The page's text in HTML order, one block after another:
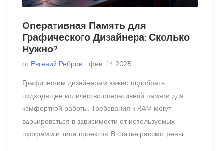
Оперативная Память для
Графического Дизайнера: Сколько
Нужно?
от Евгений Ребров фев, 14 2025
Графическим дизайнерам важно подобрать
подходящее количество оперативной памяти для
комфортной работы. Требования к RAM могут
варьироваться в зависимости от используемых
программ и типа проектов. В статье рассмотрены